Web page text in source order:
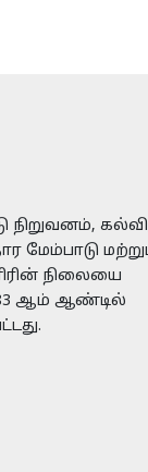
நிறுவனம்,
மேம்பாடு
நிலையை
ஆம் ஆண்டில்